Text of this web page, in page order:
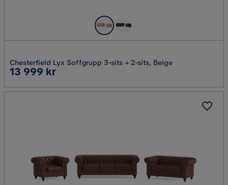
Chesterfield Lyx Soffgrupp 3-sits + 2-sits, Beige
Pris
13 999 kr